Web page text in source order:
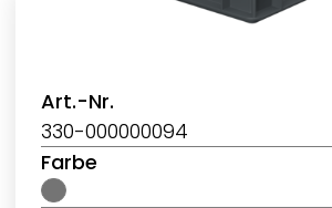
Art.-Nr.
330-000000094
Farbe